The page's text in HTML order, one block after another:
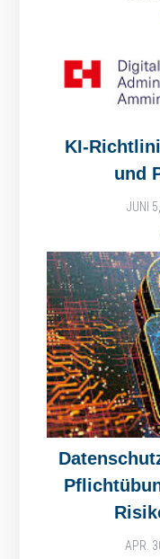
KI-
und
JUNI
APR.